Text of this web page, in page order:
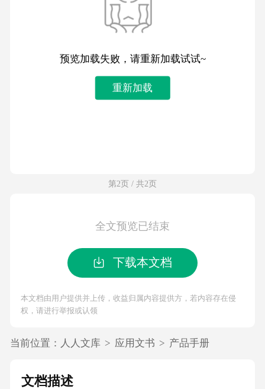
预览加载失败，请重新加载试试~
重新加载
第2页 / 共2页
全文预览已结束
下载本文档
本文档由用户提供并上传，收益归属内容提供方，若内容存在侵
权，请进行举报或认领
当前位置： 人人文库 > 应用文书 > 产品手册
文档描述